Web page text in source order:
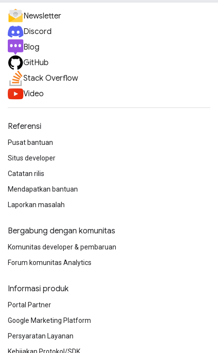
Newsletter
Discord
Blog
GitHub
Stack Overflow
Video
Referensi
Pusat bantuan
Situs developer
Catatan rilis
Mendapatkan bantuan
Laporkan masalah
Bergabung dengan komunitas
Komunitas developer & pembaruan
Forum komunitas Analytics
Informasi produk
Portal Partner
Google Marketing Platform
Persyaratan Layanan